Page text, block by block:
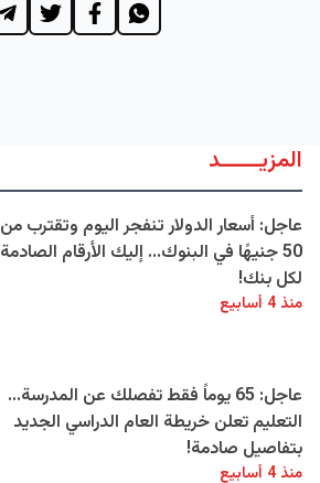
المزيــــــد
عاجل: أسعار الدولار تنفجر اليوم وتقترب من
50 جنيهًا في البنوك... إليك الأرقام الصادمة
لكل بنك!
منذ 4 أسابيع
عاجل: 65 يوماً فقط تفصلك عن المدرسة...
التعليم تعلن خريطة العام الدراسي الجديد
بتفاصيل صادمة!
منذ 4 أسابيع